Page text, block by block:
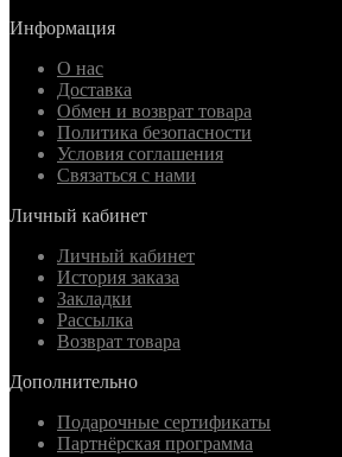
Информация
О нас
Доставка
Обмен и возврат товара
Политика безопасности
Условия соглашения
Связаться с нами
Личный кабинет
Личный кабинет
История заказа
Закладки
Рассылка
Возврат товара
Дополнительно
Подарочные сертификаты
Партнёрская программа